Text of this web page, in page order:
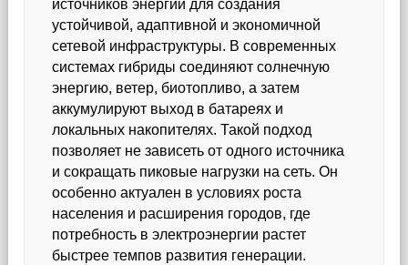
источников энергии для создания
устойчивой, адаптивной и экономичной
сетевой инфраструктуры. В современных
системах гибриды соединяют солнечную
энергию, ветер, биотопливо, а затем
аккумулируют выход в батареях и
локальных накопителях. Такой подход
позволяет не зависеть от одного источника
и сокращать пиковые нагрузки на сеть. Он
особенно актуален в условиях роста
населения и расширения городов, где
потребность в электроэнергии растет
быстрее темпов развития генерации.